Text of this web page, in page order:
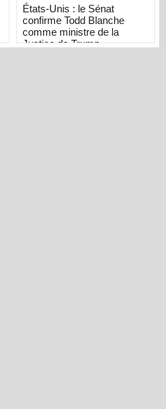
États-Unis : le Sénat
confirme Todd Blanche
comme ministre de la
Justice de Trump